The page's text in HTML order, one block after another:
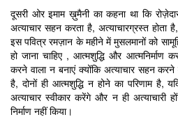
दूसरी ओर इमाम ख़ुमैनी का कहना था कि
अत्याचार सहन करता है, अत्याचारग्रस्त
इस पवित्र रमज़ान के महीने में मुसलमानों को
हो जाना चाहिए , आत्मशुद्धि और आत्मनिर्माण
करने वाला न बनाएं क्योंकि अत्याचार सहन
है, दोनों ही आत्मशुद्धि न होने का परिणाम
अत्याचार स्वीकार करेंगे और न ही अत्याचारी
निर्माण नहीं किया।